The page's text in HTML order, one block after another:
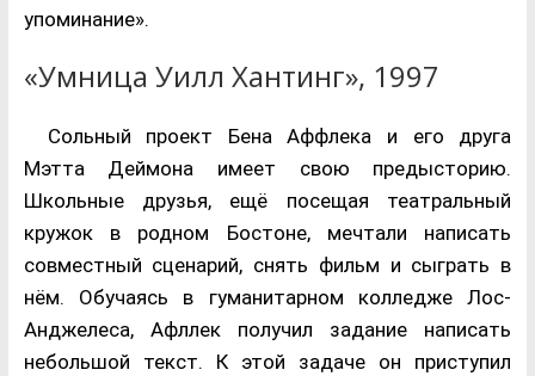
упоминание».
«Умница Уилл Хантинг», 1997
Сольный проект Бена Аффлека и его друга
Мэтта Деймона имеет свою предысторию.
Школьные друзья, ещё посещая театральный
кружок в родном Бостоне, мечтали написать
совместный сценарий, снять фильм и сыграть в
нём. Обучаясь в гуманитарном колледже Лос-
Анджелеса, Афллек получил задание написать
небольшой текст. К этой задаче он приступил